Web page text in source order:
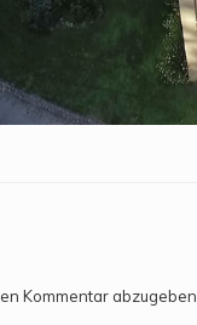
Kommentar abzugeben.